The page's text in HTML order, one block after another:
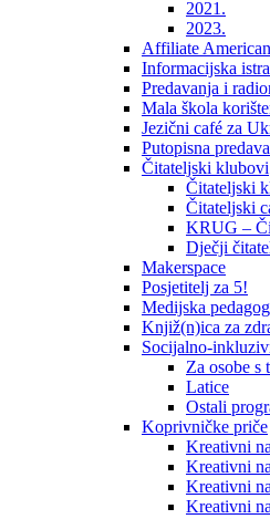
2021.
2023.
Affiliate
Informacijska
Predavanja i
Mala škola
Jezični café za
Putopisna
Čitateljski klubovi
Čitateljski
Čitateljski
KRUG –
Dječji
Makerspace
Posjetitelj za 5!
Medijska
Knjiž(n)ica za
Socijalno-
Za osobe s
Latice
Ostali
Koprivničke priče
Kreativni
Kreativni
Kreativni
Kreativni